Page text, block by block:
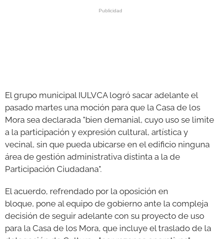
El grupo municipal IULVCA logró sacar adelante el
pasado martes una moción para que la Casa de los
Mora sea declarada "bien demanial, cuyo uso se limite
a la participación y expresión cultural, artística y
vecinal, sin que pueda ubicarse en el edificio ninguna
área de gestión administrativa distinta a la de
Participación Ciudadana".
El acuerdo, refrendado por la oposición en
bloque, pone al equipo de gobierno ante la compleja
decisión de seguir adelante con su proyecto de uso
para la Casa de los Mora, que incluye el traslado de la